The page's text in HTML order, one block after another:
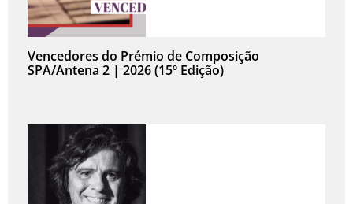
Vencedores do Prémio de Composição
SPA/Antena 2 | 2026 (15º Edição)